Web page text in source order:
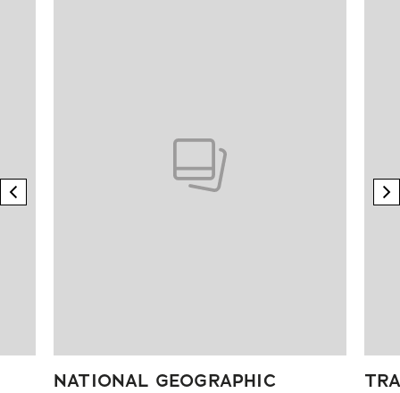
previous element
NATIONAL GEOGRAPHIC